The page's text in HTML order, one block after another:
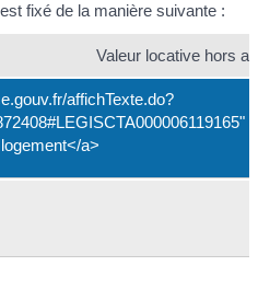
fixé de la manière suivante :
Valeur locative hors
affichTexte.do?
a>